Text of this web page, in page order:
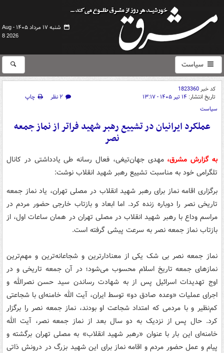
شنبه ۱۷ مرداد ۱۴۰۵ -
Aug
8 2026
سیاست
کد خبر1823360
تاریخ انتشار: ۱۴ تیر ۱۴۰۵ - ۱۳:۱۷ ۲ نظر
چاپ
سیاست
عملکرد ایرانیان در تشییع رهبر شهید فراتر از نماز جمعه
نصر
به گزارش مشرق، مهدی جهان‌تیغی، فعال رسانه طی یادداشتی در کانال
تلگرامی خود به مناسبت تشییع رهبر شهید انقلاب نوشت:
برگزاری اقامه نماز برای رهبر شهید انقلاب در مصلی تهران، یاد نماز جمعه
تاریخی نصر را دوباره زنده کرد. اما ابعاد و بازتاب خارجی حضور مردم در
مراسم وداع با رهبر شهید انقلاب در مصلی تهران در همان ساعات اول، از
بازتاب نماز جمعه نصر به سرعت پیشی گرفته است.
نماز جمعه نصر بی شک یکی از معنادارترین و شجاعانه‌ترین و مهم‌ترین
نمازهای جمعه تاریخ اسلام محسوب می‌شود؛ در آن جمعه تاریخی و در
اوج تهدیدات اسرائیل پس از به شهادت رساندن سید حسن نصرالله و
اجرای عملیات «وعده صادق دو» توسط ایران، آیت الله خامنه‌ای با شجاعتی
کم‌نظیر و با مردمی که امتداد شجاعت او بودند، نماز جمعه نصر را برگزار
کرد. حال پس از نزدیک به دو سال بعد از نماز جمعه نصر، آیت الله
خامنه‌ای این بار با عنوان «رهبر شهید انقلاب» به مصلی تهران برگشته و
پیام و عمل حضور مردم و اقامه نماز برای این شهید بزرگ در درونش ذاتی